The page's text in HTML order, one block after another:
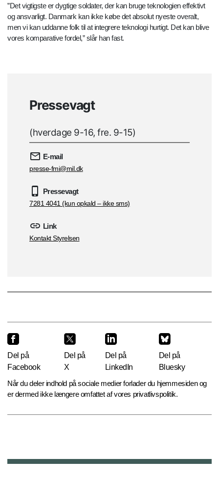
”Det vigtigste er dygtige soldater, der kan bruge teknologien effektivt
og ansvarligt. Danmark kan ikke købe det absolut nyeste overalt,
men vi kan uddanne folk til at integrere teknologi hurtigt. Det kan blive
vores komparative fordel,” slår han fast.
Pressevagt
(hverdage 9-16, fre. 9-15)
E-mail
presse-fmi@mil.dk
Pressevagt
7281 4041 (kun opkald – ikke sms)
Link
Kontakt Styrelsen
Del på
Facebook
Del på
X
Del på
LinkedIn
Del på
Bluesky
Når du deler indhold på sociale medier forlader du hjemmesiden og
er dermed ikke længere omfattet af vores privatlivspolitik.